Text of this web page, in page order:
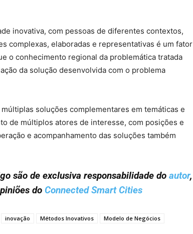
inovativa, com pessoas de diferentes contextos,
complexas, elaboradas e representativas é um fator
o conhecimento regional da problemática tratada
da solução desenvolvida com o problema
soluções complementares em temáticas e
de múltiplos atores de interesse, com posições e
e acompanhamento das soluções também
são de exclusiva responsabilidade do autor,
do Connected Smart Cities
inovação Métodos Inovativos
Modelo de Negócios